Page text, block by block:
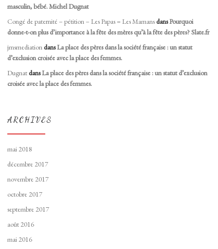
masculin, bébé. Michel Dugnat
Congé de paternité – pétition – Les Papas = Les MamansdansPourquoi
donne-t-on plus d’importance à la fête des mères qu’à la fête des pères? Slate.fr
jmsmediationdansLa place des pères dans la société française : un statut
d’exclusion croisée avec la place des femmes.
DugnatdansLa place des pères dans la société française : un statut d’exclusion
croisée avec la place des femmes.
ARCHIVES
mai 2018
décembre 2017
novembre 2017
octobre 2017
septembre 2017
août 2016
mai 2016